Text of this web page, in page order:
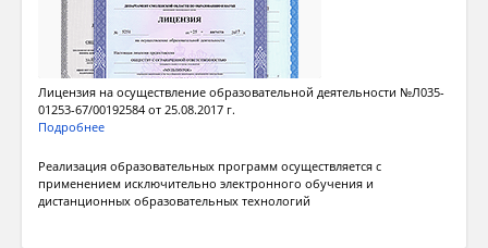
Лицензия на осуществление образовательной деятельности №Л035-
01253-67/00192584 от 25.08.2017 г.
Подробнее
Реализация образовательных программ осуществляется с
применением исключительно электронного обучения и
дистанционных образовательных технологий